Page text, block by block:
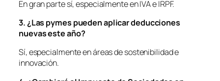
En gran parte sí, especialmente en IVA e IRPF.
3. ¿Las pymes pueden aplicar deducciones
nuevas este año?
Sí, especialmente en áreas de sostenibilidad e
innovación.